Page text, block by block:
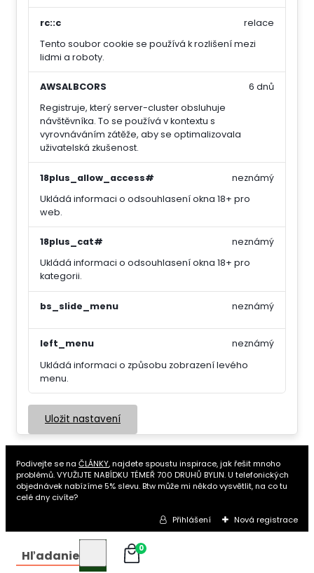
rc::c
Tento soubor cookie se používá k rozlišení mezi
lidmi a roboty.
relace
AWSALBCORS
Registruje, který server-cluster obsluhuje
návštěvníka. To se používá v kontextu s
vyrovnáváním zátěže, aby se optimalizovala
uživatelská zkušenost.
6 dnů
18plus_allow_access#
Ukládá informaci o odsouhlasení okna 18+ pro
web.
neznámý
18plus_cat#
Ukládá informaci o odsouhlasení okna 18+ pro
kategorii.
neznámý
bs_slide_menu neznámý
left_menu
Ukládá informaci o způsobu zobrazení levého
menu.
neznámý
Uložit nastavení
Podivejte se naČLÁNKY, najdete spoustu inspirace, jak řešit mnoho
problémů. VYUŽIJTE NABÍDKU TÉMEŘ 700 DRUHŮ BYLIN. U telefonických
objednávek nabízíme 5% slevu. Btw může mi někdo vysvětlit, na co tu
celé dny civíte?
Přihlášení Nová registrace
Hľadanie 0